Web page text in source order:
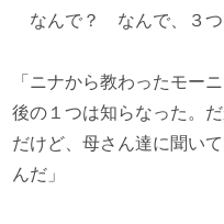
なんで？ なんで、３つ
「ニナから教わったモー
後の１つは知らなった。
だけど、母さん達に聞い
んだ」